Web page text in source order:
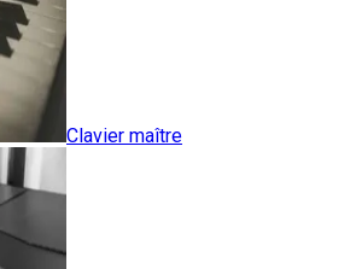
Clavier maître